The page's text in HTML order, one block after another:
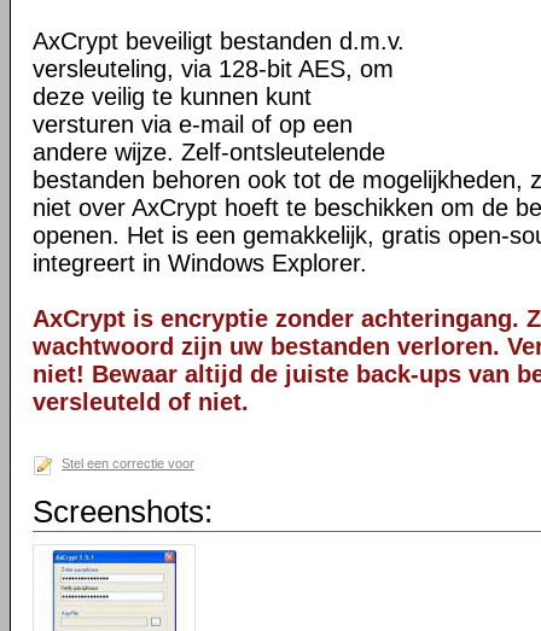
AxCrypt beveiligt bestanden d.m.v.
versleuteling, via 128-bit AES, om
deze veilig te kunnen kunt
versturen via e-mail of op een
andere wijze. Zelf-ontsleutelende
bestanden behoren ook tot de mogelijkheden,
niet over AxCrypt hoeft te beschikken om de
openen. Het is een gemakkelijk, gratis open-
integreert in Windows Explorer.
AxCrypt is encryptie zonder achteringang.
wachtwoord zijn uw bestanden verloren.
niet! Bewaar altijd de juiste back-ups van
versleuteld of niet.
Stel een correctie voor
Screenshots: